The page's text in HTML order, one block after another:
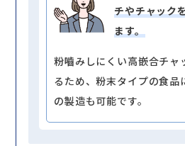
チやチャック
ます。
粉嚙みしにくい高嵌合チャ
るため、粉末タイプの食品
の製造も可能です。